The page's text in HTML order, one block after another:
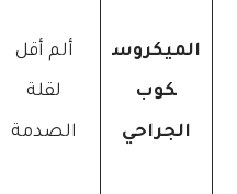
الميكروس
كوب
الجراحي
ألم أقل
لقلة
الصدمة